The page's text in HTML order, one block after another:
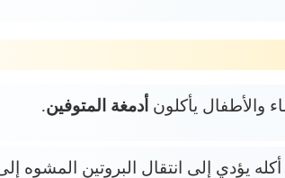
والأطفال يأكلون أدمغة المتوفين.
يؤدي إلى انتقال البروتين المشوه